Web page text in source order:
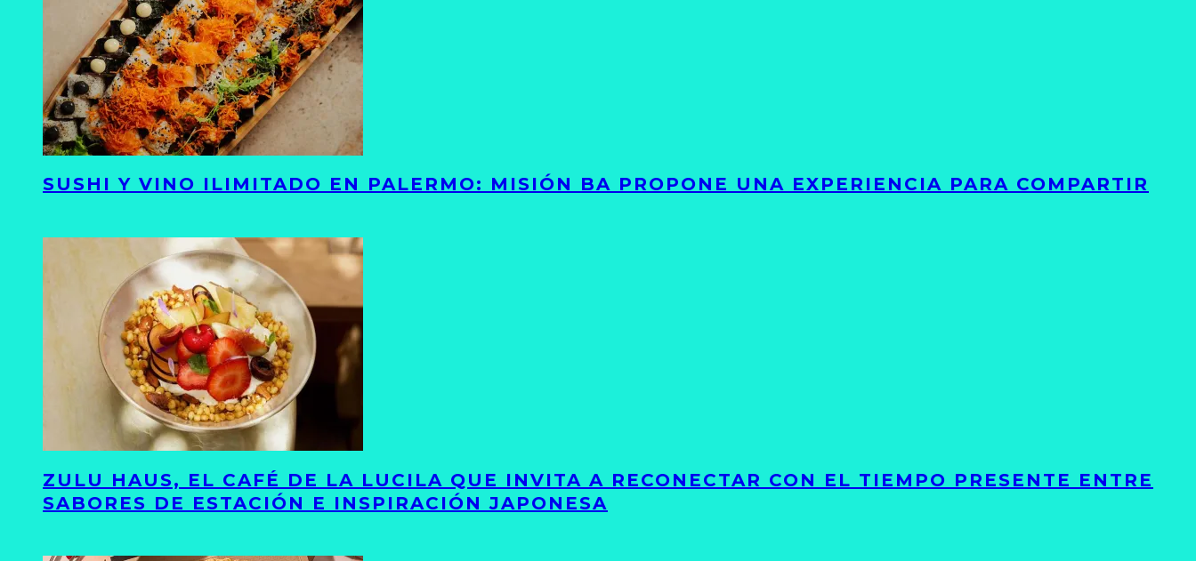
SUSHI Y VINO ILIMITADO EN PALERMO: MISIÓN BA PROPONE UNA EXPERIENCIA PARA COMPARTIR
ZULU HAUS, EL CAFÉ DE LA LUCILA QUE INVITA A RECONECTAR CON EL TIEMPO PRESENTE ENTRE
SABORES DE ESTACIÓN E INSPIRACIÓN JAPONESA